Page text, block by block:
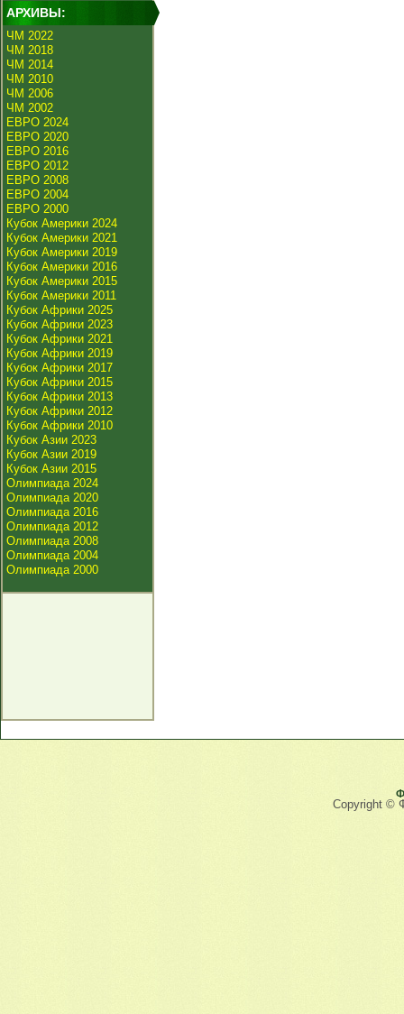
АРХИВЫ:
ЧМ 2022
ЧМ 2018
ЧМ 2014
ЧМ 2010
ЧМ 2006
ЧМ 2002
ЕВРО 2024
ЕВРО 2020
ЕВРО 2016
ЕВРО 2012
ЕВРО 2008
ЕВРО 2004
ЕВРО 2000
Кубок Америки 2024
Кубок Америки 2021
Кубок Америки 2019
Кубок Америки 2016
Кубок Америки 2015
Кубок Америки 2011
Кубок Африки 2025
Кубок Африки 2023
Кубок Африки 2021
Кубок Африки 2019
Кубок Африки 2017
Кубок Африки 2015
Кубок Африки 2013
Кубок Африки 2012
Кубок Африки 2010
Кубок Азии 2023
Кубок Азии 2019
Кубок Азии 2015
Олимпиада 2024
Олимпиада 2020
Олимпиада 2016
Олимпиада 2012
Олимпиада 2008
Олимпиада 2004
Олимпиада 2000
Copyright ©